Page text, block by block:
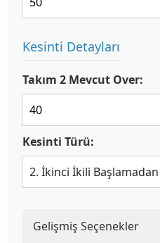
Kesinti Detayları
Takım 2 Mevcut Over:
Kesinti Türü:
Gelişmiş Seçenekler